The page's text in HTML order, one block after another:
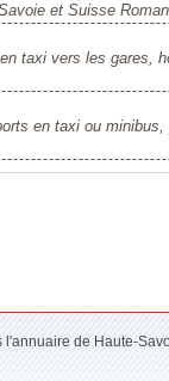
et Suisse
taxi vers les gares,
en taxi ou
l'annuaire de Haute-